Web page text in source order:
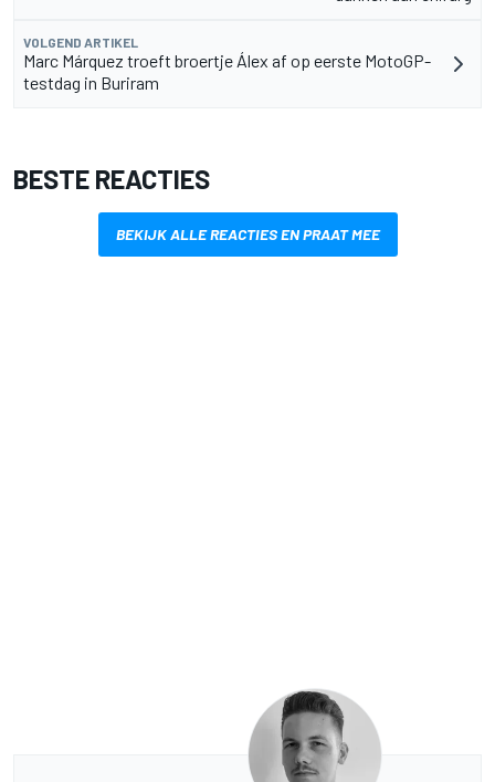
VOLGEND ARTIKEL
Marc Márquez troeft broertje Álex af op eerste MotoGP-
testdag in Buriram
BESTE REACTIES
BEKIJK ALLE REACTIES EN PRAAT MEE